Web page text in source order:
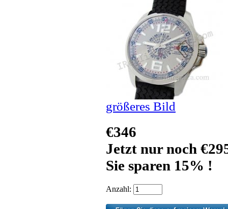
größeres Bild
€346
Jetzt nur noch
Sie sparen 15% !
Anzahl: